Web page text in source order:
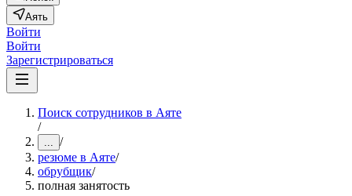
Аять
Войти
Войти
Зарегистрироваться
Поиск сотрудников в Аяте
/
... /
резюме в Аяте/
обрубщик/
полная занятость